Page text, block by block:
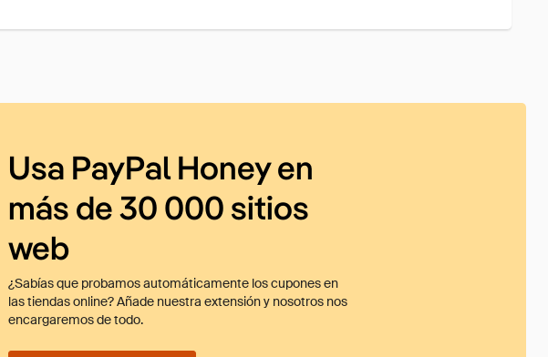
Usa PayPal Honey en
más de 30 000 sitios
web
¿Sabías que probamos automáticamente los cupones en
las tiendas online? Añade nuestra extensión y nosotros nos
encargaremos de todo.